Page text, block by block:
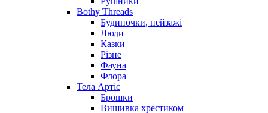
Bothy Threads
Будиночки, пейзажі
Люди
Казки
Різне
Фауна
Флора
Тела Артіс
Брошки
Вишивка хрестиком